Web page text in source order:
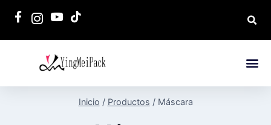
Inicio / Productos / Máscara